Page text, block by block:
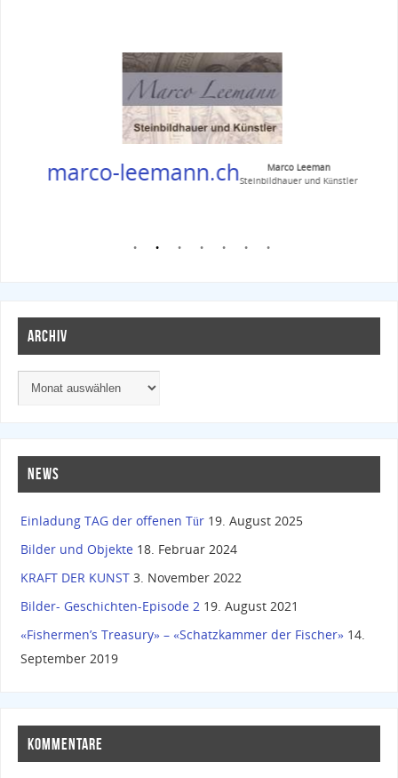
marco-leemann.ch
Marco Leeman
Steinbildhauer und Künstler
ARCHIV
NEWS
Einladung TAG der offenen Tür 19. August 2025
Bilder und Objekte 18. Februar 2024
KRAFT DER KUNST 3. November 2022
Bilder- Geschichten-Episode 2 19. August 2021
«Fishermen’s Treasury» – «Schatzkammer der Fischer» 14.
September 2019
KOMMENTARE